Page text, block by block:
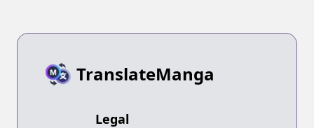
TranslateManga
Legal